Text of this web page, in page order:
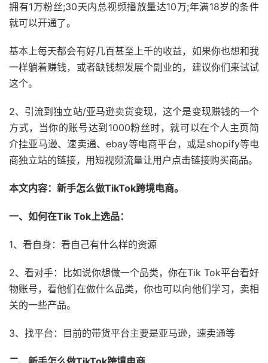
拥有1万粉丝;30天内总视频播放量达10万;年满18岁的条件
就可以开通了。
基本上每天都会有好几百甚至上千的收益，如果你也想和我
一样躺着赚钱，或者缺钱想发展个副业的，建议你们来试试
这个。
2、引流到独立站/亚马逊卖货变现，这个是变现赚钱的一个
方式，当你的账号达到1000粉丝时，就可以在个人主页简
介挂亚马逊、速卖通、ebay等电商平台，或是shopify等电
商独立站的链接，用短视频流量让用户点击链接购买商品。
本文内容：新手怎么做TikTok跨境电商。
一、 如何在Tik Tok上选品：
1、看自身：看自己有什么样的资源
2、看对手：比如说你想做一个品类，你在Tik Tok平台看好
物账号，看他们在做什么品类，你也可以向他们学习，卖相
关的一些产品。
3、找平台：目前的带货平台主要是亚马逊，速卖通等